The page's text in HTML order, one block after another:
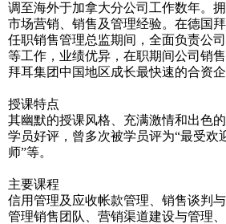
调至海外于加拿大分公司工作数年。
市场营销、销售及管理经验。在德国
任职销售管理总监期间，全面负责公
等工作，业绩优异，在职期间公司销
拜耳集团中国地区成长最快速的合资企
授课特点
其幽默的授课风格、充满激情和出色
学员好评，曾多次被学员评为“最受欢
师”等。
主要课程
信用管理及应收帐款管理、销售谈判
管理销售团队、营销渠道建设与管理